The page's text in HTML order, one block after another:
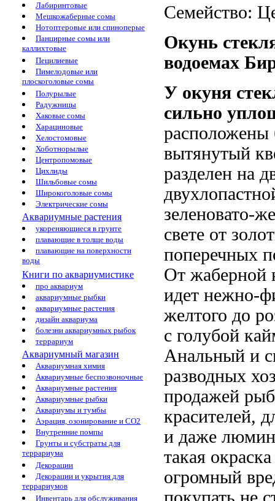
Лабиринтовые
Мешкожаберные сомы
Нотоптеровые или спиноперые
Панцирные сомы или
каллихтовые
Пецилиевые
Пимелодовые или
плоскоголовые сомы
Полурылые
Радужницы
Хаковые сомы
Харациновые
Хелостомовые
Хоботнорылые
Центропомовые
Цихлиды
Шильбовые сомы
Широкоголовые сомы
Электрические сомы
Аквариумные растения
укореняющиеся в грунте
плавающие в толще воды
плавающие на поверхности
воды
Книги по аквариумистике
про аквариум
аквариумные рыбки
аквариумные растения
дизайн аквариума
болезни аквариумных рыбок
террариум
Аквариумный магазин
Аквариумная химия
Аквариумные беспозвоночные
Аквариумные растения
Аквариумные рыбки
Аквариумы и тумбы
Аэрация, озонирование и CO2
Внутренние помпы
Грунты и субстраты для
террариума
Декорации
Декорации и укрытия для
террариумов
Инвентарь для обслуживания
Семейство:
Окунь
водоемах
У окуня
сильно
расположены
вытянутый
разделен на
зеленовато-
свете от
поперечных
От жаберной
идет нежно-
желтого до
с голубой
Анальный и
разводных
продажей
красителей,
и даже
такая
огромный